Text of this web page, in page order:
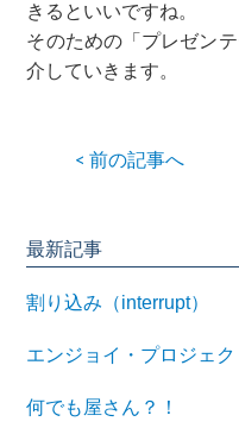
きるといいですね。
そのための「プレゼン
介していきます。
< 前の記事へ
最新記事
割り込み（interrupt）
エンジョイ・プロジェ
何でも屋さん？！